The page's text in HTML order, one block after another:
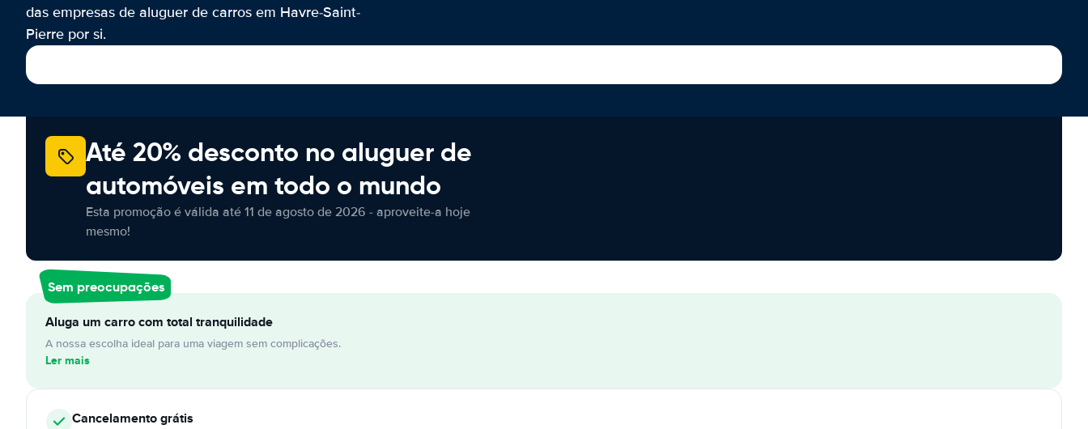
das empresas de aluguer de carros em Havre-Saint-
Pierre por si.
Até 20% desconto no aluguer de
automóveis em todo o mundo
Esta promoção é válida até 11 de agosto de 2026 - aproveite-a hoje
mesmo!
Sem preocupações
Aluga um carro com total tranquilidade
A nossa escolha ideal para uma viagem sem complicações.
Ler mais
Cancelamentográtis